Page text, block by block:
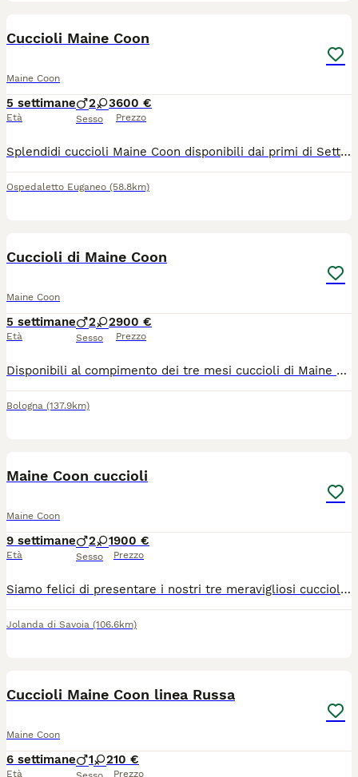
Cuccioli Maine Coon
Maine Coon
5 settimane
Età
2 3
Sesso
600 €
Prezzo
Splendidi cuccioli Maine Coon disponibili dai primi di Settembre. Cediamo meravigliosi cuccioli di Maine Coon nati il 29 Giugno. I cuccioli crescono in un ambiente familiare circondati da amore e cure a contatto con persone e bambini. Saranno ceduti all etá di circa 10 settimane con libretto sanitario aggiornato di prima vaccinazione, sverminazione, e kit cucciolo. Diamo moltissima importanza alla crescita emotiva dei piccoli e alla loro socializzazione. Sono già molto curiosi ed ognuno ha già il suo meraviglioso carattere tipico del gatto Maine Coon: affettuosi, giocherelloni, buoni e coccoli. Mamma brown tabby e papà color crema; i cuccioli sono black tabby, brown tabby e tortie. Per maggiori informazioni o fissare una visita per conoscerci non esitate a contattarmi.
Ospedaletto Euganeo (58.8km)
Cuccioli di Maine Coon
Maine Coon
5 settimane
Età
2 2
Sesso
900 €
Prezzo
Disponibili al compimento dei tre mesi cuccioli di Maine Coon xxl Verranno consegnati con vaccini, sverminazioni, antiparassitari, kit cucciolo, certificato di buona salute. Pedigree da compagnia. Genitori testati Di proprietà Abituati al contatto con bambini, cani e simili, sono dolcissimi e coccoloni
Bologna (137.9km)
Maine Coon cuccioli
Maine Coon
9 settimane
Età
2 1
Sesso
900 €
Prezzo
Siamo felici di presentare i nostri tre meravigliosi cuccioli nati il 01/06/2026! Crescono sani, sono super giocherelloni, molto curiosi e hanno già imparato a usare perfettamente la lettiera. I nostri piccoli tesori: 🍦 Maschietto crema silver (cream silver) 🖤 Maschietto nero (black) 💙🦪 Femminuccia blu silver tartaruga (blue silver tortoiseshell) 🏡 Pronti per le nuove famiglie I cuccioli saranno pronti a trasferirsi nella loro nuova casa a partire da settembre. Saranno ceduti con: 💉 Doppia vaccinazione 📍 Microchip inserito 📜 Registrazione ufficiale e pedigree ENFI 📍 Posizione e trasporto Ci troviamo in provincia di Ferrara. Se abitate più lontano, nessun problema! Offriamo la possibilità di organizzare e gestire noi il trasporto in totale sicurezza per portare il cucciolo direttamente da voi. ✨ Contattateci in privato per maggiori informazioni, foto o video e per prenotare il vostro futuro compagno di vita!
Jolanda di Savoia (106.6km)
Cuccioli Maine Coon linea Russa
Maine Coon
6 settimane
Età
1 210 €
Prezzo